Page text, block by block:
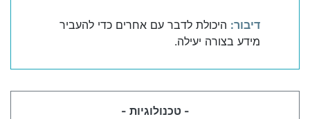
דיבור: היכולת לדבר עם אחרים כדי להעביר
מידע בצורה יעילה.
- טכנולוגיות -